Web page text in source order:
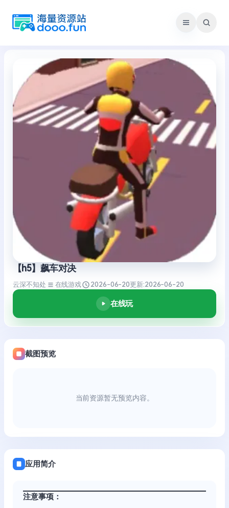
【h5】飙车对决
云深不知处 在线游戏 2026-06-20更新:2026-06-20
在线玩
截图预览
当前资源暂无预览内容。
应用简介
注意事项：